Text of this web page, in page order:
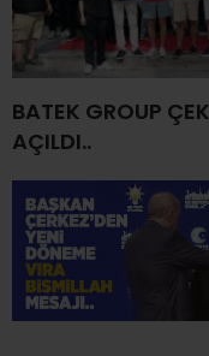
BATEK GROUP
AÇILDI..